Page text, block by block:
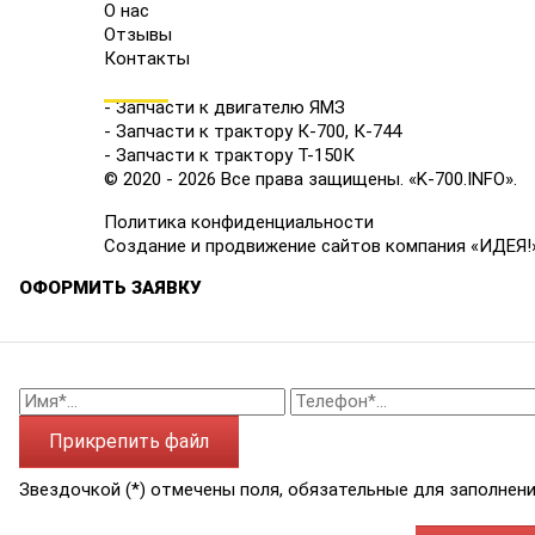
О нас
Отзывы
Контакты
- Запчасти к двигателю ЯМЗ
- Запчасти к трактору К-700, К-744
- Запчасти к трактору Т-150К
© 2020 - 2026 Все права защищены. «K-700.INFO».
Политика конфиденциальности
Создание и продвижение сайтов компания
ОФОРМИТЬ ЗАЯВКУ
Прикрепить файл
Звездочкой (*) отмечены поля, обязательные для